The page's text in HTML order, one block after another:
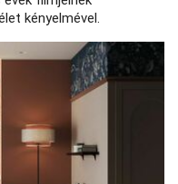
kényelmével.